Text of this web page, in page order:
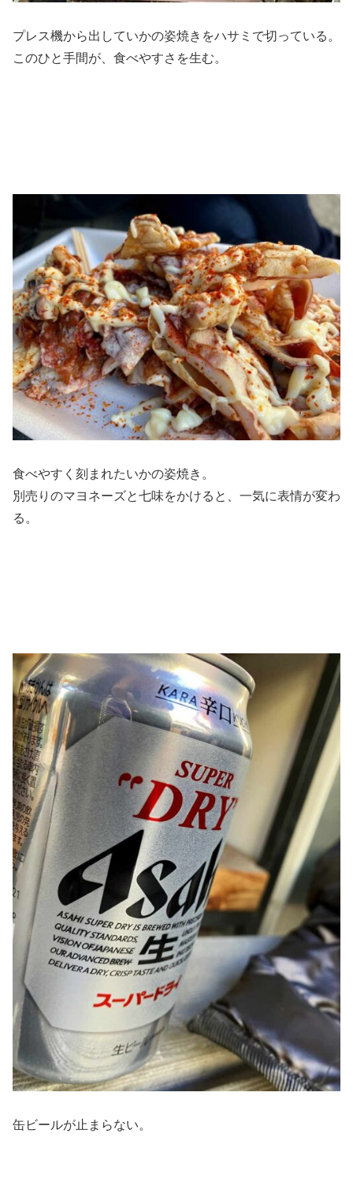
プレス機から出していかの姿焼きをハサミで切っている。
このひと手間が、食べやすさを生む。
食べやすく刻まれたいかの姿焼き。
別売りのマヨネーズと七味をかけると、一気に表情が変わ
る。
缶ビールが止まらない。